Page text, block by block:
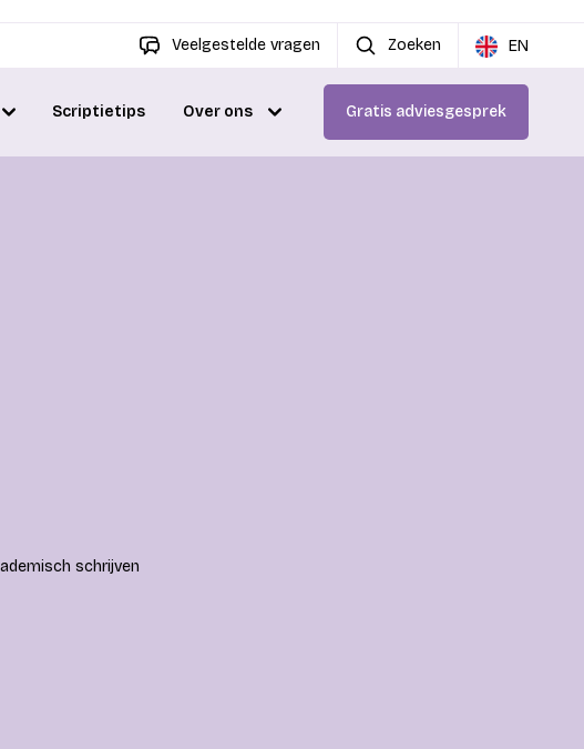
Veelgestelde vragen Zoeken EN
Scriptietips Over ons Gratis adviesgesprek